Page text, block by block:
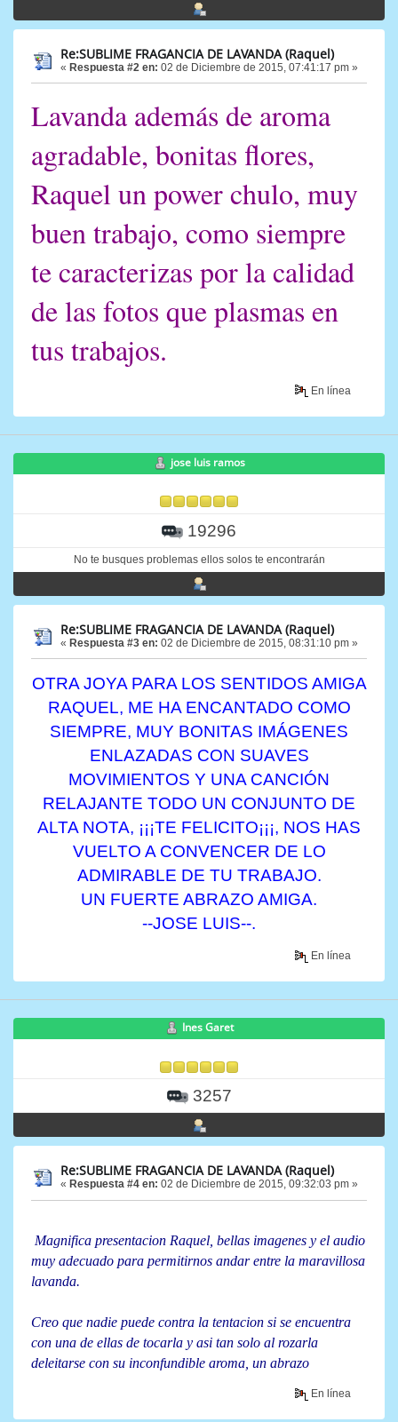
Re:SUBLIME FRAGANCIA DE LAVANDA (Raquel)
« Respuesta #2 en: 02 de Diciembre de 2015, 07:41:17 pm »
Lavanda además de aroma
agradable, bonitas flores,
Raquel un power chulo, muy
buen trabajo, como siempre
te caracterizas por la calidad
de las fotos que plasmas en
tus trabajos.
En línea
jose luis ramos
19296
No te busques problemas ellos solos te encontrarán
Re:SUBLIME FRAGANCIA DE LAVANDA (Raquel)
« Respuesta #3 en: 02 de Diciembre de 2015, 08:31:10 pm »
OTRA JOYA PARA LOS SENTIDOS AMIGA
RAQUEL, ME HA ENCANTADO COMO
SIEMPRE, MUY BONITAS IMÁGENES
ENLAZADAS CON SUAVES
MOVIMIENTOS Y UNA CANCIÓN
RELAJANTE TODO UN CONJUNTO DE
ALTA NOTA, ¡¡¡TE FELICITO¡¡¡, NOS HAS
VUELTO A CONVENCER DE LO
ADMIRABLE DE TU TRABAJO.
UN FUERTE ABRAZO AMIGA.
--JOSE LUIS--.
En línea
Ines Garet
3257
Re:SUBLIME FRAGANCIA DE LAVANDA (Raquel)
« Respuesta #4 en: 02 de Diciembre de 2015, 09:32:03 pm »
Magnifica presentacion Raquel, bellas imagenes y el audio
muy adecuado para permitirnos andar entre la maravillosa
lavanda.
Creo que nadie puede contra la tentacion si se encuentra
con una de ellas de tocarla y asi tan solo al rozarla
deleitarse con su inconfundible aroma, un abrazo
En línea